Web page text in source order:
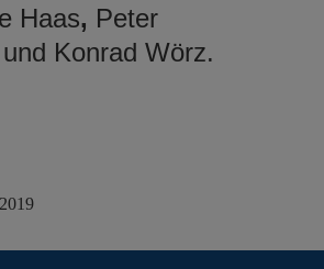
Haas, Peter
Konrad Wörz.